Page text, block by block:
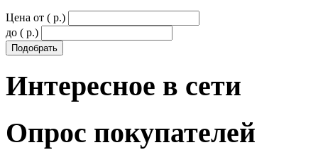
Цена от ( p.)
до ( p.)
Интересное в сети
Опрос покупателей